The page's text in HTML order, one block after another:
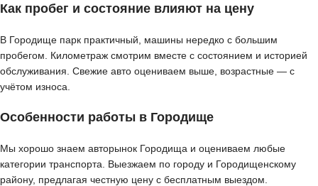
Как пробег и состояние влияют на цену
В Городище парк практичный, машины нередко с большим
пробегом. Километраж смотрим вместе с состоянием и историей
обслуживания. Свежие авто оцениваем выше, возрастные — с
учётом износа.
Особенности работы в Городище
Мы хорошо знаем авторынок Городища и оцениваем любые
категории транспорта. Выезжаем по городу и Городищенскому
району, предлагая честную цену с бесплатным выездом.